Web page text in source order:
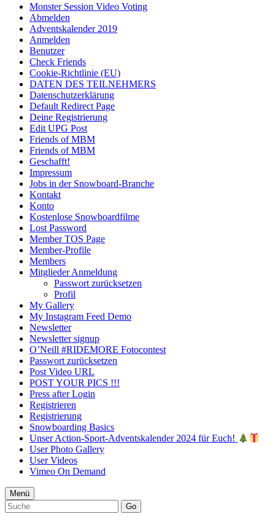
Monster Session Video Voting
Abmelden
Adventskalender 2019
Anmelden
Benutzer
Check Friends
Cookie-Richtlinie (EU)
DATEN DES TEILNEHMERS
Datenschutzerklärung
Default Redirect Page
Deine Registrierung
Edit UPG Post
Friends of MBM
Friends of MBM
Geschafft!
Impressum
Jobs in der Snowboard-Branche
Kontakt
Konto
Kostenlose Snowboardfilme
Lost Password
Member TOS Page
Member-Profile
Members
Mitglieder Anmeldung
Passwort zurücksetzen
Profil
My Gallery
My Instagram Feed Demo
Newsletter
Newsletter signup
O’Neill #RIDEMORE Fotocontest
Passwort zurücksetzen
Post Video URL
POST YOUR PICS !!!
Press after Login
Registrieren
Registrierung
Snowboarding Basics
Unser Action-Sport-Adventskalender 2024 für Euch!
User Photo Gallery
User Videos
Vimeo On Demand
Menü
Go